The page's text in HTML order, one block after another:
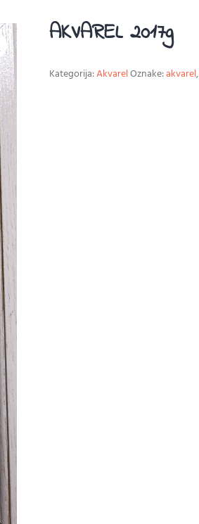
AKVAREL 2017g
Kategorija:AkvarelOznake:akvarel,